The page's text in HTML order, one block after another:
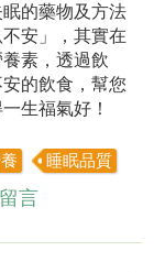
的藥物及方法
安」，其實在
素，透過飲
的飲食，幫您
生福氣好！
睡眠品質
言